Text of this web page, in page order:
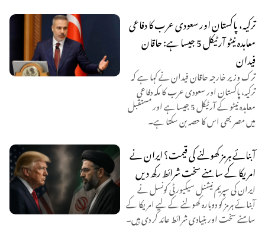
ترکیہ، پاکستان اور سعودی عرب کا دفاعی
معاہدہ نیٹو آرٹیکل 5 جیسا ہے: حاقان
فیدان
ترک وزیر خارجہ حاقان فیدان نے کہا ہے کہ
ترکیہ، پاکستان اور سعودی عرب کا مکہ دفاعی
معاہدہ نیٹو کے آرٹیکل 5 جیسا ہے اور مستقبل
میں مصر بھی اس کا حصہ بن سکتا ہے۔
آبنائے ہرمز کھولنے کی قیمت؟ ایران نے
امریکا کے سامنے سخت شرائط رکھ دیں
ایران کی سپریم نیشنل سیکیورٹی کونسل نے
آبنائے ہرمز کو دوبارہ کھولنے کے لیے امریکا کے
سامنے سخت اور بنیادی شرائط عائد کر دی ہیں۔